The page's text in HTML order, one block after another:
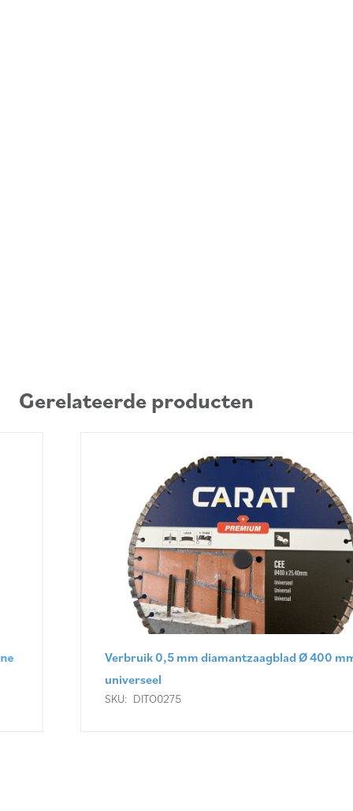
Gerelateerde producten
Verbruik 0,5 mm diamantzaagblad Ø 400 mm
DITO0275